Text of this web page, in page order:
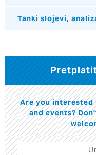
Tanki slojevi,
Are you
and events?